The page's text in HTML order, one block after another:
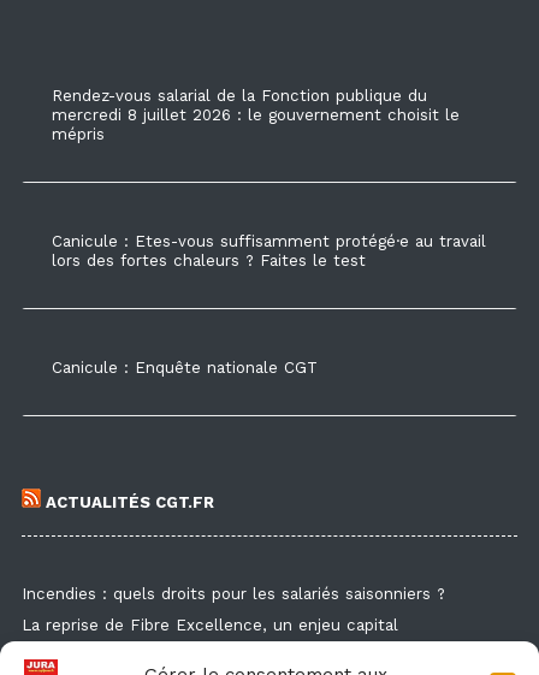
Rendez-vous salarial de la Fonction publique du
mercredi 8 juillet 2026 : le gouvernement choisit le
mépris
Canicule : Etes-vous suffisamment protégé·e au travail
lors des fortes chaleurs ? Faites le test
Canicule : Enquête nationale CGT
ACTUALITÉS CGT.FR
Incendies : quels droits pour les salariés saisonniers ?
La reprise de Fibre Excellence, un enjeu capital
Guide de la formation syndicale